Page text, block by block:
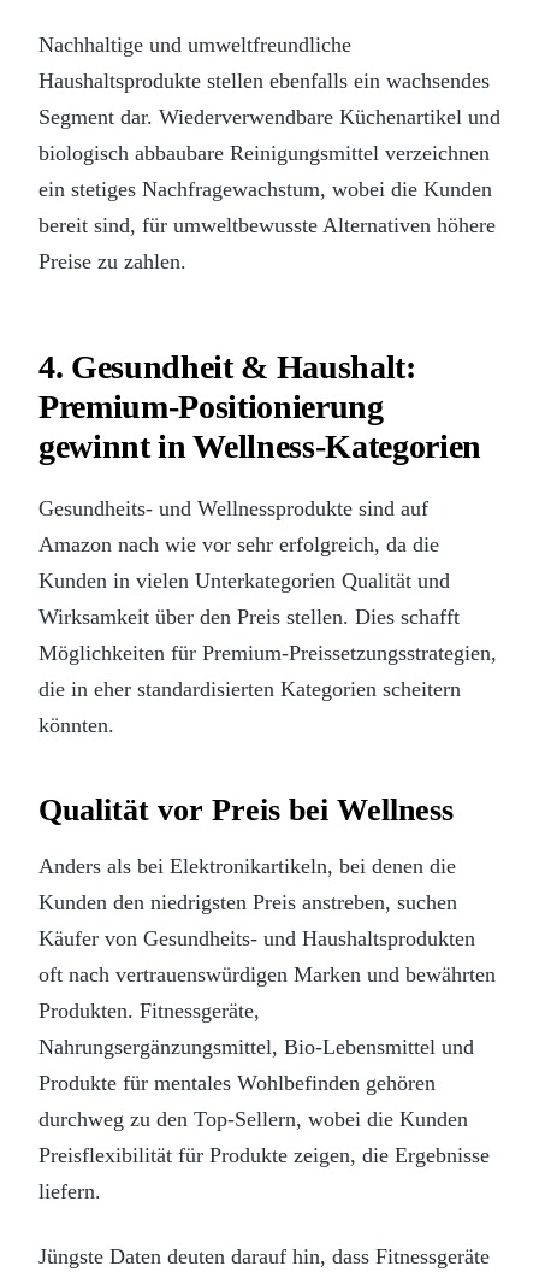
Nachhaltige und umweltfreundliche
Haushaltsprodukte stellen ebenfalls ein wachsendes
Segment dar. Wiederverwendbare Küchenartikel und
biologisch abbaubare Reinigungsmittel verzeichnen
ein stetiges Nachfragewachstum, wobei die Kunden
bereit sind, für umweltbewusste Alternativen höhere
Preise zu zahlen.
4. Gesundheit & Haushalt:
Premium-Positionierung
gewinnt in Wellness-Kategorien
Gesundheits- und Wellnessprodukte sind auf
Amazon nach wie vor sehr erfolgreich, da die
Kunden in vielen Unterkategorien Qualität und
Wirksamkeit über den Preis stellen. Dies schafft
Möglichkeiten für Premium-Preissetzungsstrategien,
die in eher standardisierten Kategorien scheitern
könnten.
Qualität vor Preis bei Wellness
Anders als bei Elektronikartikeln, bei denen die
Kunden den niedrigsten Preis anstreben, suchen
Käufer von Gesundheits- und Haushaltsprodukten
oft nach vertrauenswürdigen Marken und bewährten
Produkten. Fitnessgeräte,
Nahrungsergänzungsmittel, Bio-Lebensmittel und
Produkte für mentales Wohlbefinden gehören
durchweg zu den Top-Sellern, wobei die Kunden
Preisflexibilität für Produkte zeigen, die Ergebnisse
liefern.
Jüngste Daten deuten darauf hin, dass Fitnessgeräte